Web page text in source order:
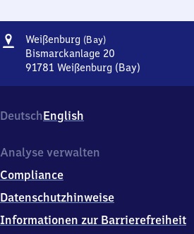
Adresse
Weißenburg (Bay)Weißenburg
(Bayern)
Bismarckanlage 20
91781 Weißenburg (Bay)
Bismarckanlage
20,
1
8
1
(Bay)
DeutschEnglish
Analyse verwalten
Compliance
Datenschutzhinweise
Informationen zur Barrierefreiheit